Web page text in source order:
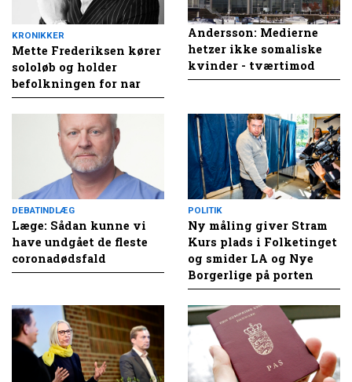
KRONIKKER
Mette Frederiksen kører
sololøb og holder
befolkningen for nar
Andersson: Medierne
hetzer ikke somaliske
kvinder - tværtimod
DEBATINDLÆG
Læge: Sådan kunne vi
have undgået de fleste
coronadødsfald
POLITIK
Ny måling giver Stram
Kurs plads i Folketinget
og smider LA og Nye
Borgerlige på porten